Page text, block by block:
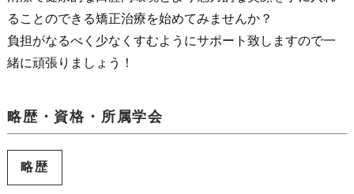
ることのできる矯正治療を始めてみませんか？
負担がなるべく少なくすむようにサポート致しますので一
緒に頑張りましょう！
略歴・資格・所属学会
略歴